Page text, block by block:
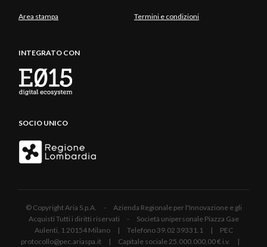
Area stampa Termini e condizioni
INTEGRATO CON
SOCIO UNICO
© Copyright Aria S.p.A. - Azienda Regionale per l'Innovazione e gli
Acquisti Tutti i diritti riservati - Società unipersonale Piazza Gae
Aulenti, 1 20154 Milano | Telefono 39.02 39331.1 | PEC
protocollo@pec.ariaspa.it | Capitale sociale 25.000.000,00 € i.v. |